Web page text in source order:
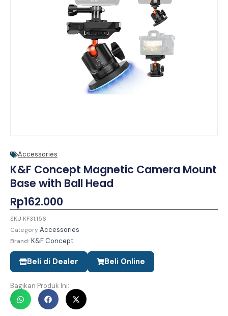
Accessories
K&F Concept Magnetic Camera Mount
Base with Ball Head
Rp162.000
SKU KF31.156
Category Accessories
Brand: K&F Concept
Beli di Dealer Beli Online
Bagikan Produk Ini: